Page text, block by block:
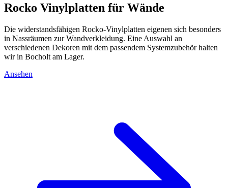
Rocko Vinylplatten für Wände
Die widerstandsfähigen Rocko-Vinylplatten eigenen sich besonders
in Nassräumen zur Wandverkleidung. Eine Auswahl an
verschiedenen Dekoren mit dem passendem Systemzubehör halten
wir in Bocholt am Lager.
Ansehen